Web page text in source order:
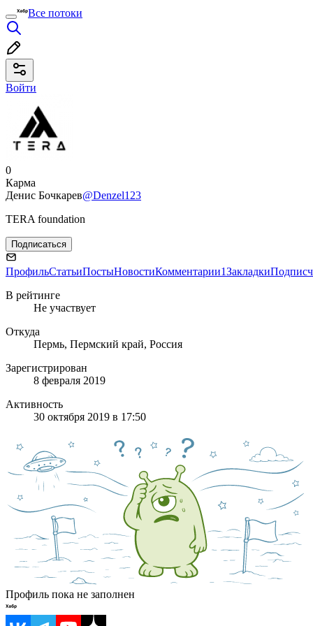
Все потоки
Войти
0
Карма
Денис Бочкарев@Denzel123
TERA foundation
Подписаться
ПрофильСтатьиПостыНовостиКомментарии1Закладки
В рейтинге
Не участвует
Откуда
Пермь, Пермский край, Россия
Зарегистрирован
8 февраля 2019
Активность
30 октября 2019 в 17:50
Профиль пока не заполнен